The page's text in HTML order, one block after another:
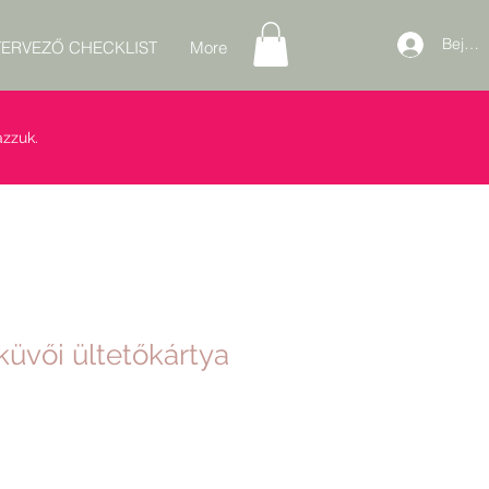
CHECKLIST More
ültetőkártya